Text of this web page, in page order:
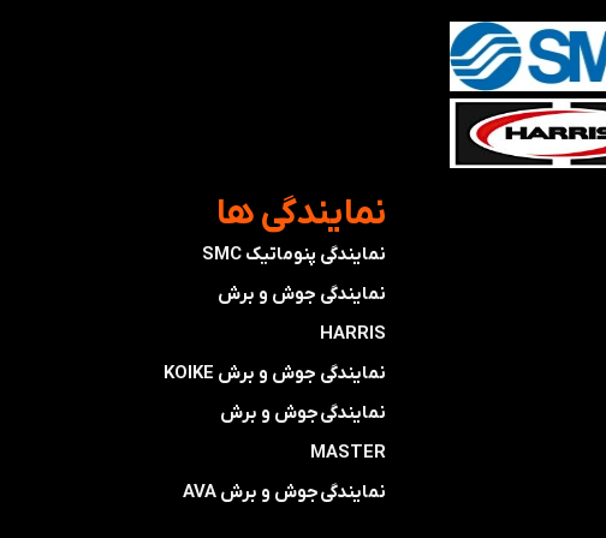
​نمایندگی ها
نمایندگی پنوماتیک SMC
​​​​​​​نمایندگی جوش و برش
HARRIS
​​​​نمایندگی ​​​ جوش و برش KOIKE
​​​​نمایندگیجوش و برش
MASTER
​​​​نمایندگی​​​​​​​جوش و برش AVA